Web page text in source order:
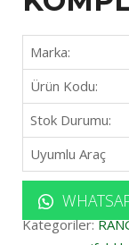
Marka:
Ürün Kodu:
Stok Durumu:
Uyumlu Araç
Kategoriler: